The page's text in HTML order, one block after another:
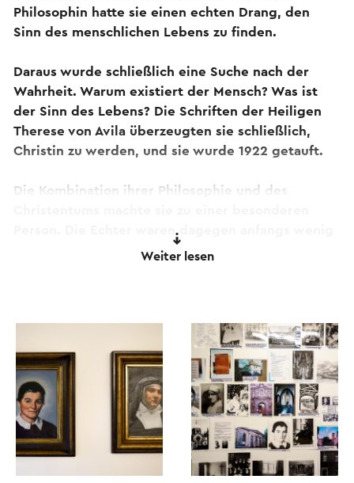
Philosophin hatte sie einen echten Drang, den
Sinn des menschlichen Lebens zu finden.
Daraus wurde schließlich eine Suche nach der
Wahrheit. Warum existiert der Mensch? Was ist
der Sinn des Lebens? Die Schriften der Heiligen
Therese von Avila überzeugten sie schließlich,
Christin zu werden, und sie wurde 1922 getauft.
Die Kombination ihrer Philosophie und des
Person. Die Echter waren dagegen anfangs wenig
begeistert von der Verehrung ihrer ehemaligen
heiliggesprochen, obwohl sie wegen ihrer
jüdischen Abstammung eine etwas umstrittene
Heilige bleibt. Derzeit ist neben der Edith-Stein-
Stiftung das Museum der Frau im Edith-Stein-
Kulturhaus in Echt untergebracht, das einzige
seiner Art.
Nirgendwo in den Niederlanden gibt es ein
Weiter lesen